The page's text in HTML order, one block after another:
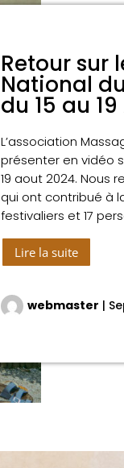
Retour sur
National
du 15 au
L’association
présenter en vidéo
19 aout 2024. Nous
qui ont contribué à
festivaliers et 17
Lire la suite
webmaster |